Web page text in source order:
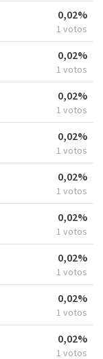
0,02%
1 votos
0,02%
1 votos
0,02%
1 votos
0,02%
1 votos
0,02%
1 votos
0,02%
1 votos
0,02%
1 votos
0,02%
1 votos
0,02%
1 votos